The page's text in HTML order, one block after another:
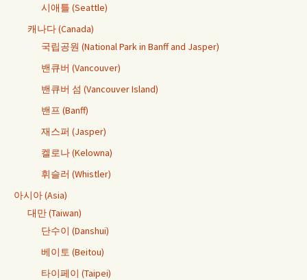
시애틀 (Seattle)
캐나다 (Canada)
국립공원 (National Park in Banff and Jasper)
밴큐버 (Vancouver)
밴큐버 섬 (Vancouver Island)
밴프 (Banff)
재스퍼 (Jasper)
켈로나 (Kelowna)
휘슬러 (Whistler)
아시아 (Asia)
대만 (Taiwan)
단수이 (Danshui)
베이토 (Beitou)
타이페이 (Taipei)